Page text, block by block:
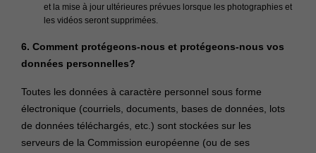
et la mise à jour ultérieures prévues lorsque les photographies et
les vidéos seront supprimées.
6. Comment protégeons-nous et protégeons-nous vos
données personnelles?
Toutes les données à caractère personnel sous forme
électronique (courriels, documents, bases de données, lots
de données téléchargés, etc.) sont stockées sur les
serveurs de la Commission européenne (ou de ses